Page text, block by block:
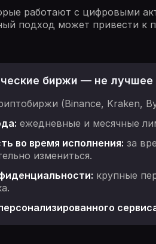
работают с цифровыми
подход может привести к
биржи — не лучшее
(Binance, Kraken,
ежедневные и месячные
во время исполнения: за
измениться.
крупные